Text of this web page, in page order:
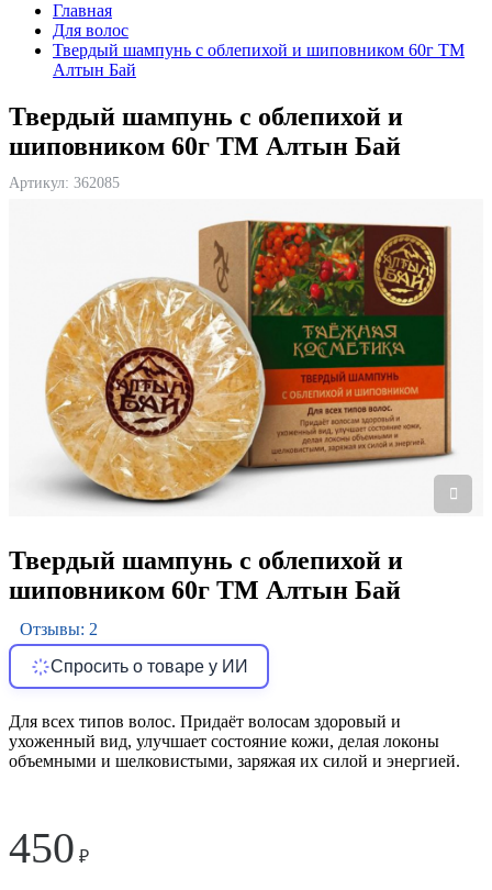
Главная
Для волос
Твердый шампунь с облепихой и шиповником 60г ТМ
Алтын Бай
Твердый шампунь с облепихой и
шиповником 60г ТМ Алтын Бай
Артикул: 362085
Твердый шампунь с облепихой и
шиповником 60г ТМ Алтын Бай
Отзывы: 2
Спросить о товаре у ИИ
Для всех типов волос. Придаёт волосам здоровый и
ухоженный вид, улучшает состояние кожи, делая локоны
объемными и шелковистыми, заряжая их силой и энергией.
450 ₽